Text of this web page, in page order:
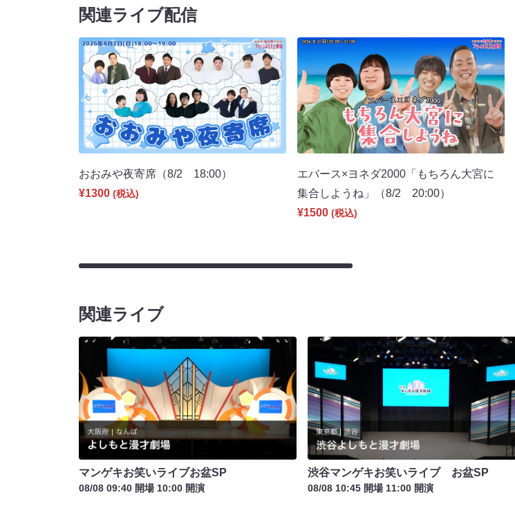
関連ライブ配信
おおみや夜寄席（8/2 18:00）
¥1300 (税込)
エバース×ヨネダ2000「もちろん大宮に
集合しようね」（8/2 20:00）
¥1500 (税込)
関連ライブ
マンゲキお笑いライブお盆SP
08/08 09:40 開場 10:00 開演
渋谷マンゲキお笑いライブ お盆SP
08/08 10:45 開場 11:00 開演